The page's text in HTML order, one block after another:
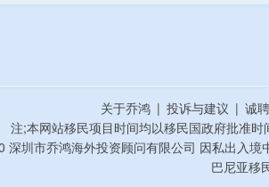
关于乔鸿 | 投诉与建议 | 诚
注;本网站移民项目时间均以移民国政府批准
圳市乔鸿海外投资顾问有限公司 因私出入
巴尼亚移